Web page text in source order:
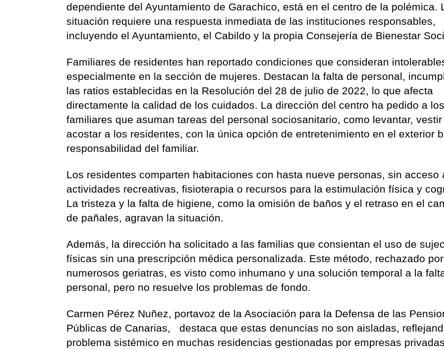
dependiente del Ayuntamiento de Garachico, está en el centro de la polémica.
situación requiere una respuesta inmediata de las instituciones responsables,
incluyendo el Ayuntamiento, el Cabildo y la propia Consejería de Bienestar
Familiares de residentes han reportado condiciones que consideran
especialmente en la sección de mujeres. Destacan la falta de personal,
las ratios establecidas en la Resolución del 28 de julio de 2022, lo que afecta
directamente la calidad de los cuidados. La dirección del centro ha pedido a los
familiares que asuman tareas del personal sociosanitario, como levantar,
acostar a los residentes, con la única opción de entretenimiento en el exterior
responsabilidad del familiar.
Los residentes comparten habitaciones con hasta nueve personas, sin acceso
actividades recreativas, fisioterapia o recursos para la estimulación física y
La tristeza y la falta de higiene, como la omisión de baños y el retraso en el
de pañales, agravan la situación.
Además, la dirección ha solicitado a las familias que consientan el uso de
físicas sin una prescripción médica personalizada. Este método, rechazado por
numerosos geriatras, es visto como inhumano y una solución temporal a la
personal, pero no resuelve los problemas de fondo.
Carmen Pérez Nuñez, portavoz de la Asociación para la Defensa de las
Públicas de Canarias, destaca que estas denuncias no son aisladas,
problema sistémico en muchas residencias gestionadas por empresas